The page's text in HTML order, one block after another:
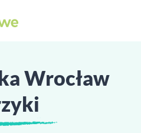
Wrocław